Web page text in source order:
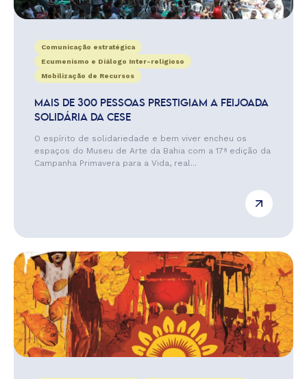
Comunicação estratégica
Ecumenismo e Diálogo Inter-religioso
Mobilização de Recursos
MAIS DE 300 PESSOAS PRESTIGIAM A FEIJOADA
SOLIDÁRIA DA CESE
O espírito de solidariedade e bem viver encheu os
espaços do Museu de Arte da Bahia com a 17ª edição da
Campanha Primavera para a Vida, real...